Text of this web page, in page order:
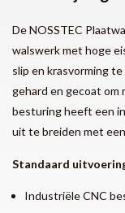
De NOSSTEC
walswerk met hoge
slip en krasvorming
gehard en gecoat om
besturing heeft een
uit te breiden met
Standaard
Industriële CNC